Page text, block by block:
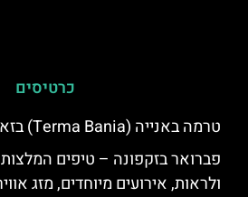
כרטיסים
טרמה באנייה (Terma Bania) בזאקופנה
פברואר בזקפונה – טיפים
ולראות, אירועים מיוחדים, מזג